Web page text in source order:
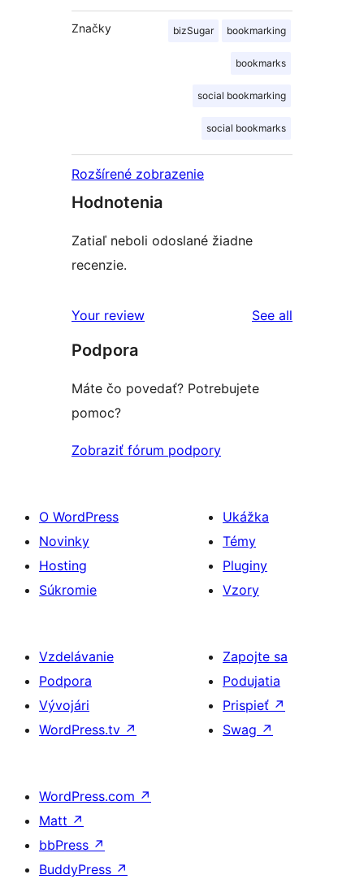
Značky bizSugar bookmarking
bookmarks
social bookmarking
social bookmarks
Rozšírené zobrazenie
Hodnotenia
Zatiaľ neboli odoslané žiadne
recenzie.
Your review See all
Podpora
Máte čo povedať? Potrebujete
pomoc?
Zobraziť fórum podpory
O WordPress
Novinky
Hosting
Súkromie
Ukážka
Témy
Pluginy
Vzory
Vzdelávanie
Podpora
Vývojári
WordPress.tv ↗
Zapojte sa
Podujatia
Prispieť ↗
Swag ↗
WordPress.com ↗
Matt ↗
bbPress ↗
BuddyPress ↗